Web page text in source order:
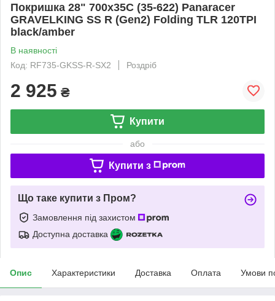
Покришка 28" 700x35C (35-622) Panaracer
GRAVELKING SS R (Gen2) Folding TLR 120TPI
black/amber
В наявності
Код: RF735-GKSS-R-SX2
Роздріб
2 925 ₴
Купити
або
Купити з
Що таке купити з Пром?
Замовлення під захистом
Доступна доставка
Опис Характеристики Доставка Оплата Умови